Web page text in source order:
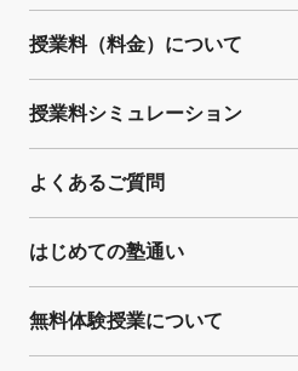
授業料（料金）について
授業料シミュレーション
よくあるご質問
はじめての塾通い
無料体験授業について